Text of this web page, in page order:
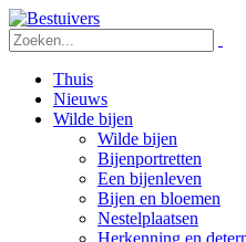
Thuis
Nieuws
Wilde bijen
Wilde bijen
Bijenportretten
Een bijenleven
Bijen en bloemen
Nestelplaatsen
Herkenning en